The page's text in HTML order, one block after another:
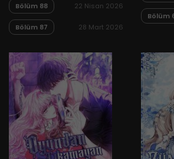
Bölüm 88 22 Nisan 2026
Bölüm 87 28 Mart 2026
Bölüm